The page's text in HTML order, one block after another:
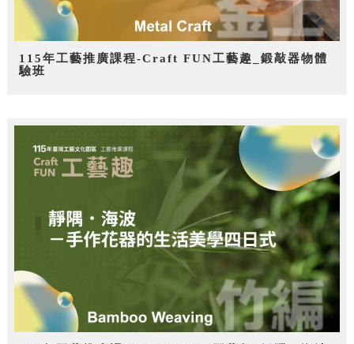
115年工藝推廣課程-Craft FUN工藝趣_鍛敲器物體
驗班